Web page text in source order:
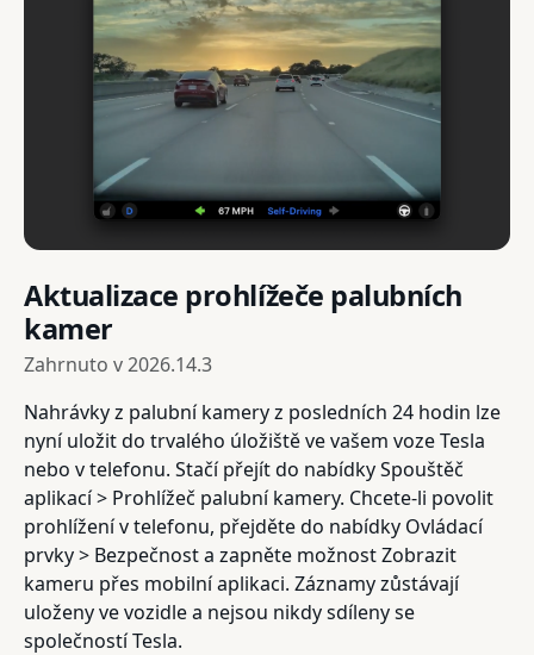
Aktualizace prohlížeče palubních
kamer
Zahrnuto v2026.14.3
Nahrávky z palubní kamery z posledních 24 hodin lze
nyní uložit do trvalého úložiště ve vašem voze Tesla
nebo v telefonu. Stačí přejít do nabídky Spouštěč
aplikací > Prohlížeč palubní kamery. Chcete-li povolit
prohlížení v telefonu, přejděte do nabídky Ovládací
prvky > Bezpečnost a zapněte možnost Zobrazit
kameru přes mobilní aplikaci. Záznamy zůstávají
uloženy ve vozidle a nejsou nikdy sdíleny se
společností Tesla.